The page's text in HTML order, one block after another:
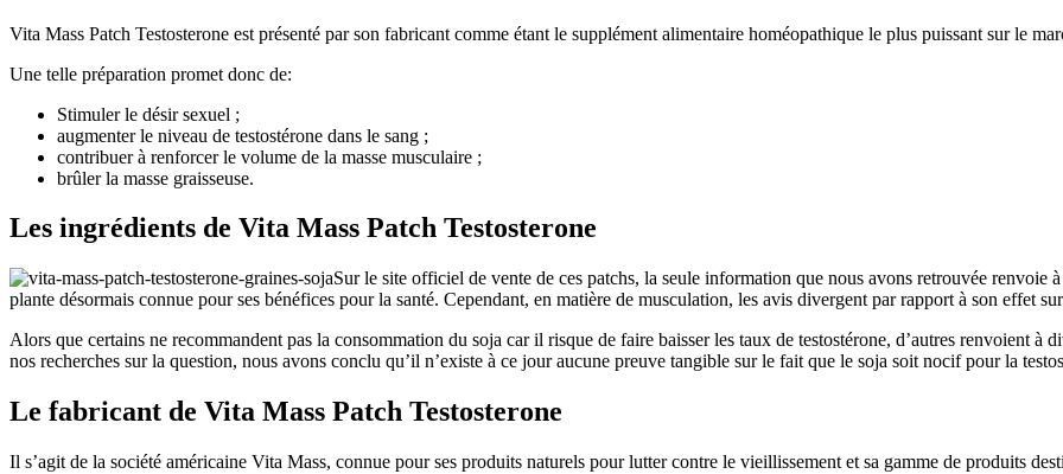
Vita Mass Patch Testosterone est présenté par son fabricant comme étant le supplément alimentaire homéopathique le plus puissant sur le
Une telle préparation promet donc de:
Stimuler le désir sexuel ;
augmenter le niveau de testostérone dans le sang ;
contribuer à renforcer le volume de la masse musculaire ;
brûler la masse graisseuse.
Les ingrédients de Vita Mass Patch Testosterone
Sur le site officiel de vente de ces patchs, la seule information que nous avons retrouvée renvoie
plante désormais connue pour ses bénéfices pour la santé. Cependant, en matière de musculation, les avis divergent par rapport à son effet
Alors que certains ne recommandent pas la consommation du soja car il risque de faire baisser les taux de testostérone, d’autres renvoient à
nos recherches sur la question, nous avons conclu qu’il n’existe à ce jour aucune preuve tangible sur le fait que le soja soit nocif pour la
Le fabricant de Vita Mass Patch Testosterone
Il s’agit de la société américaine Vita Mass, connue pour ses produits naturels pour lutter contre le vieillissement et sa gamme de produits